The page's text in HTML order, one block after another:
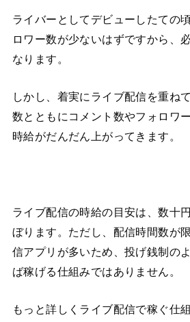
ライバーとしてデビューしたての
ロワー数が少ないはずですから、
なります。
しかし、着実にライブ配信を重ね
数とともにコメント数やフォロワ
時給がだんだん上がってきます。
ライブ配信の時給の目安は、数十
ぼります。ただし、配信時間数が
信アプリが多いため、投げ銭制の
ば稼げる仕組みではありません。
もっと詳しくライブ配信で稼ぐ仕